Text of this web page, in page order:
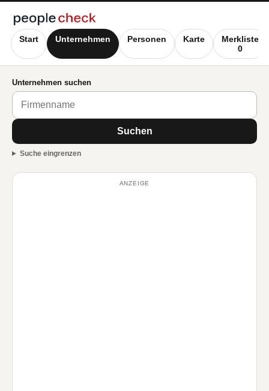
Start Unternehmen Personen Karte
Merkliste
0
Unternehmen suchen
Suchen
Suche eingrenzen
ANZEIGE